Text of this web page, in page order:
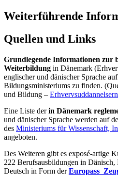
Weiterführende
Quellen und Links
Grundlegende Informationen zur
Weiterbildung in Dänemark
englischer und dänischer Sprache
Bildungsministeriums zu finden.
und Bildung –
Eine Liste derin Dänemark
und dänischer Sprache werden auf
des Ministeriums für Wissenschaft,
angeboten.
Des Weiteren gibt es exposé-artige
222 Berufsausbildungen in Dänisch,
Deutsch in Form derEuropass